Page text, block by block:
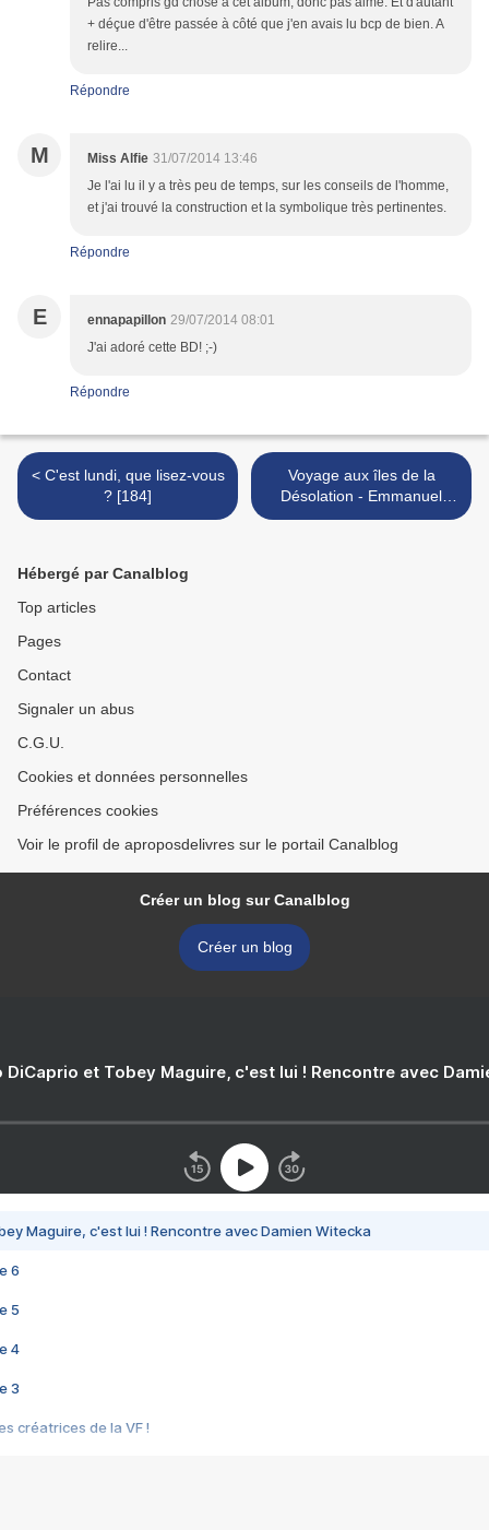
+ déçue d'être passée à côté que j'en avais lu bcp de bien. A
relire...
Répondre
M Miss Alfie 31/07/2014 13:46
Je l'ai lu il y a très peu de temps, sur les conseils de l'homme,
et j'ai trouvé la construction et la symbolique très pertinentes.
Répondre
E ennapapillon 29/07/2014 08:01
J'ai adoré cette BD! ;-)
Répondre
< C'est lundi, que lisez-vous
? [184]
Voyage aux îles de la
Désolation - Emmanuel
Lepage >
Hébergé par Canalblog
Top articles
Pages
Contact
Signaler un abus
C.G.U.
Cookies et données personnelles
Préférences cookies
Voir le profil de aproposdelivres sur le portail Canalblog
Créer un blog sur Canalblog
Créer un blog
DiCaprio et Tobey Maguire, c'est lui ! Rencontre avec
Maguire, c'est lui ! Rencontre avec Damien Witecka
6
5
4
3
créatrices de la VF !